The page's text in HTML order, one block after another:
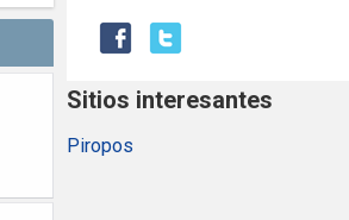
Sitios interesantes
Piropos